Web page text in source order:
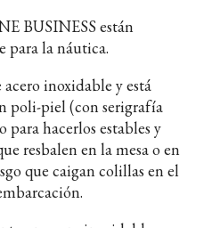
BUSINESS están
para la náutica.
inoxidable y está
poli-piel (con serigrafía
para hacerlos estables y
resbalen en la mesa o en
que caigan colillas en el